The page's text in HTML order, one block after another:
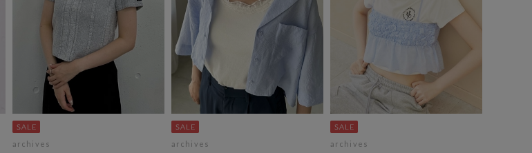
archives archives archives